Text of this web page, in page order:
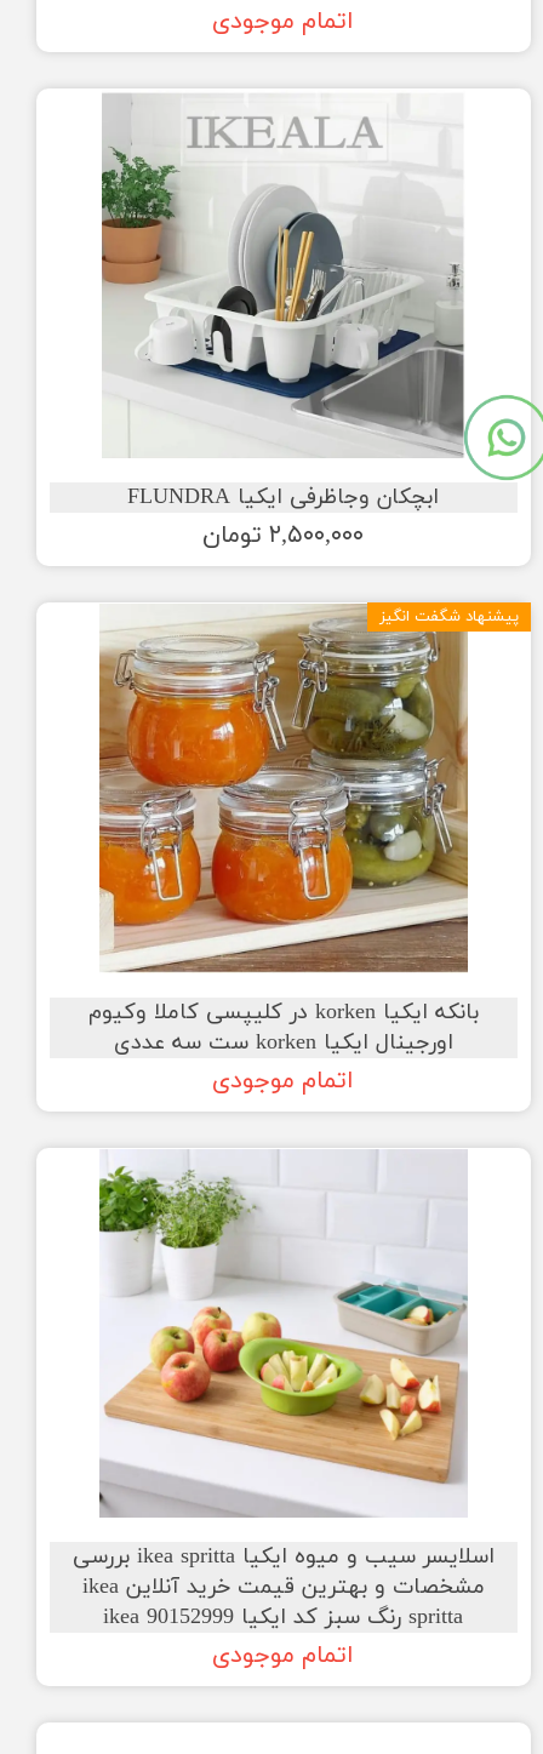
اتمام موجودی
ابچکان وجاظرفی ایکیا FLUNDRA
۲,۵۰۰,۰۰۰ تومان
بانکه ایکیا korken در کلیپسی کاملا وکیوم
اورجینال ایکیا korken ست سه عددی
اتمام موجودی
پیشنهاد شگفت انگیز
اسلایسر سیب و میوه ایکیا ikea spritta بررسی
مشخصات و بهترین قیمت خرید آنلاین ikea
spritta رنگ سبز کد ایکیا ikea 90152999
اتمام موجودی